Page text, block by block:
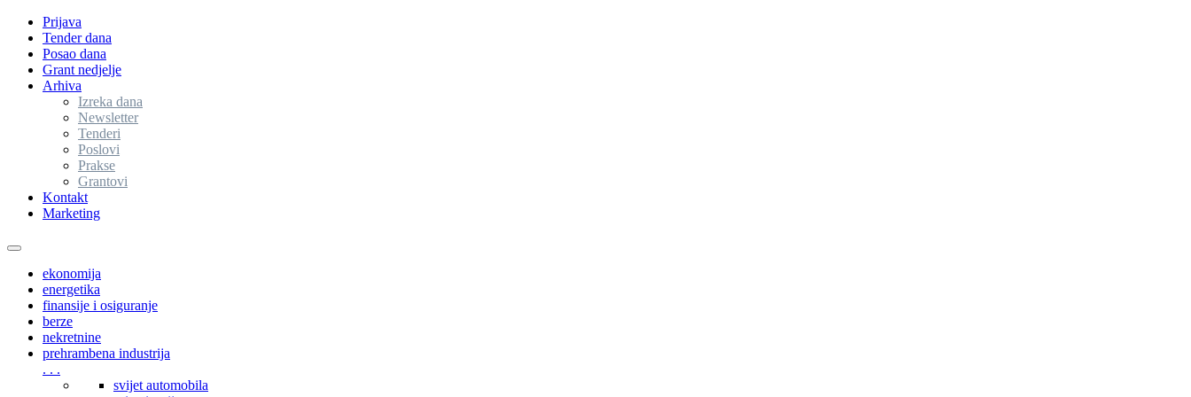
Prijava
Tender dana
Posao dana
Grant nedjelje
Arhiva
Izreka dana
Newsletter
Tenderi
Poslovi
Prakse
Grantovi
Kontakt
Marketing
Toggle
navigationekonomija
energetika
finansije i osiguranje
berze
nekretnine
prehrambena industrija
. . .
svijet automobila